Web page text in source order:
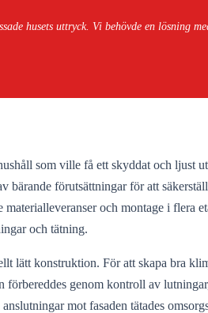
husets uttryck. Vi behövde en lösning
som ville få ett skyddat och ljust
förutsättningar för att
och montage i flera
och tätning.
lätt konstruktion. För att skapa bra
förbereddes genom kontroll av
mot fasaden tätades